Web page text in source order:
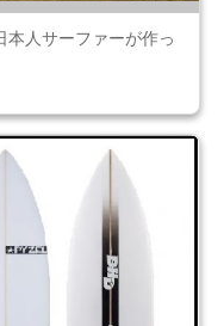
本人サーファーが作っ